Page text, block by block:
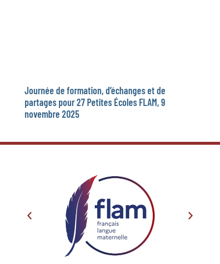
Journée de formation, d’échanges et de
partages pour 27 Petites Écoles FLAM, 9
novembre 2025